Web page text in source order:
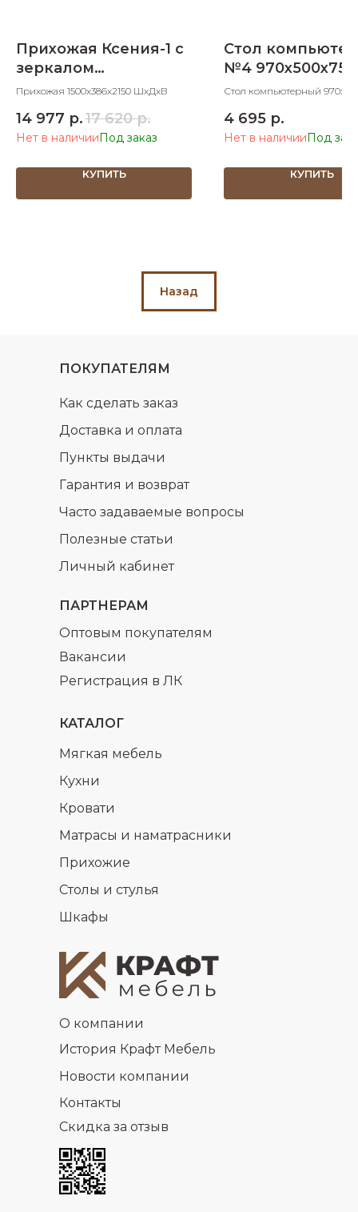
Прихожая Ксения-1 с
зеркалом
1500х386х2150
Прихожая 1500х386х2150 ШхДхВ
14 977 р.17 620 р.
Нет в наличии
КУПИТЬ
Стол
№4 970х500х750
Стол компьютерный
4 695 р.
Нет в наличии
КУПИТЬ
Назад
ПАРТНЕРАМ
Регистрация в ЛК
Оптовым покупателям
Вакансии
КАТАЛОГ
Кухни
Мягкая мебель
Кровати
Матрасы и наматрасники
Прихожие
Столы и стулья
Шкафы
ПОКУПАТЕЛЯМ
Доставка и оплата
Часто задаваемые вопросы
Гарантия и возврат
Полезные статьи
Пункты выдачи
Как сделать заказ
Личный кабинет
О компании
История Крафт Мебель
Новости компании
Контакты
Скидка за отзыв